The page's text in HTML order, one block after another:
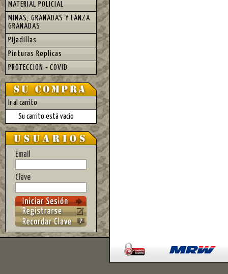
MATERIAL POLICIAL
MINAS, GRANADAS Y LANZA
GRANADAS
Pijadillas
Pinturas Replicas
PROTECCION - COVID
Ir al carrito
Su carrito está vacío
Email
Clave